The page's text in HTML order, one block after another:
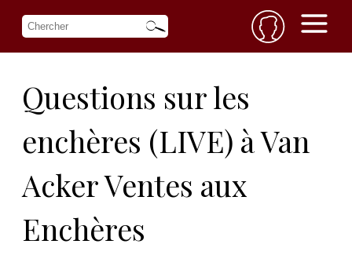
Questions sur les
enchères (LIVE) à Van
Acker Ventes aux
Enchères